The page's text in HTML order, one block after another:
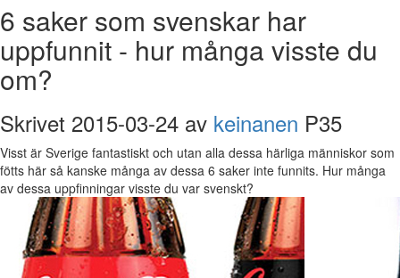
6 saker som svenskar har
uppfunnit - hur många visste du
om?
Skrivet 2015-03-24 av keinanen P35
Visst är Sverige fantastiskt och utan alla dessa härliga människor som
fötts här så kanske många av dessa 6 saker inte funnits. Hur många
av dessa uppfinningar visste du var svenskt?